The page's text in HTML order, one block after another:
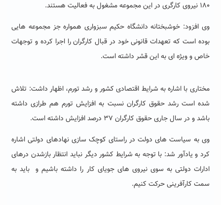
۱۸۰ نیروی کارگری در این مجموعه مشغول به فعالیت هستند.
وی افزود: خوشبختانه دانشگاه حکیم سبزواری همواره جز مجموعه هایی
بوده است که تعهدات قانونی خود در قبال کارگران را اجرا کرده و توجهات
خاص و ویژه ای به این قشر داشته است.
مختاری با اشاره به شرایط اقتصادی کشور و رشد تورم، اظهار داشت: تلاش
شده است رشد حقوق کارگران نسبت به افزایش تورم هم طرازی داشته
باشد و در سال جاری حقوق کارگران ۳۷ درصد افزایش داشته است.
وی به سیاست های دولت در راستای کوچک سازی نهادهای دولتی اشاره
کرد و یادآور شد: با توجه به شرایط کشور دیگر نباید انتظار بازشدن درهای
ادارات دولتی به سوی نیروی های جویای کار را داشته باشیم و باید به
سمت کارآفرینی حرکت کنیم.